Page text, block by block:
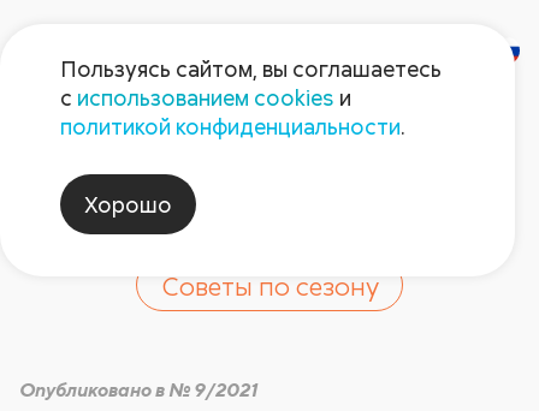
Сохраним урожай
картофеля!
Советы по сезону
Опубликовано в № 9/2021
Пользуясь сайтом, вы соглашаетесь
с использованием cookies и
политикой конфиденциальности.
Хорошо